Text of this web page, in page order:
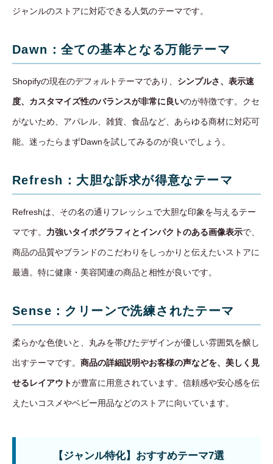
ジャンルのストアに対応できる人気のテーマです。
Dawn：全ての基本となる万能テーマ
Shopifyの現在のデフォルトテーマであり、 シンプルさ、表示速
度、カスタマイズ性のバランスが非常に良いのが特徴です。クセ
がないため、アパレル、雑貨、食品など、あらゆる商材に対応可
能。迷ったらまずDawnを試してみるのが良いでしょう。
Refresh：大胆な訴求が得意なテーマ
Refreshは、その名の通りフレッシュで大胆な印象を与えるテー
マです。 力強いタイポグラフィとインパクトのある画像表示で、
商品の品質やブランドのこだわりをしっかりと伝えたいストアに
最適。特に健康・美容関連の商品と相性が良いです。
Sense：クリーンで洗練されたテーマ
柔らかな色使いと、丸みを帯びたデザインが優しい雰囲気を醸し
出すテーマです。 商品の詳細説明やお客様の声などを、美しく見
せるレイアウトが豊富に用意されています。信頼感や安心感を伝
えたいコスメやベビー用品などのストアに向いています。
【ジャンル特化】おすすめテーマ7選